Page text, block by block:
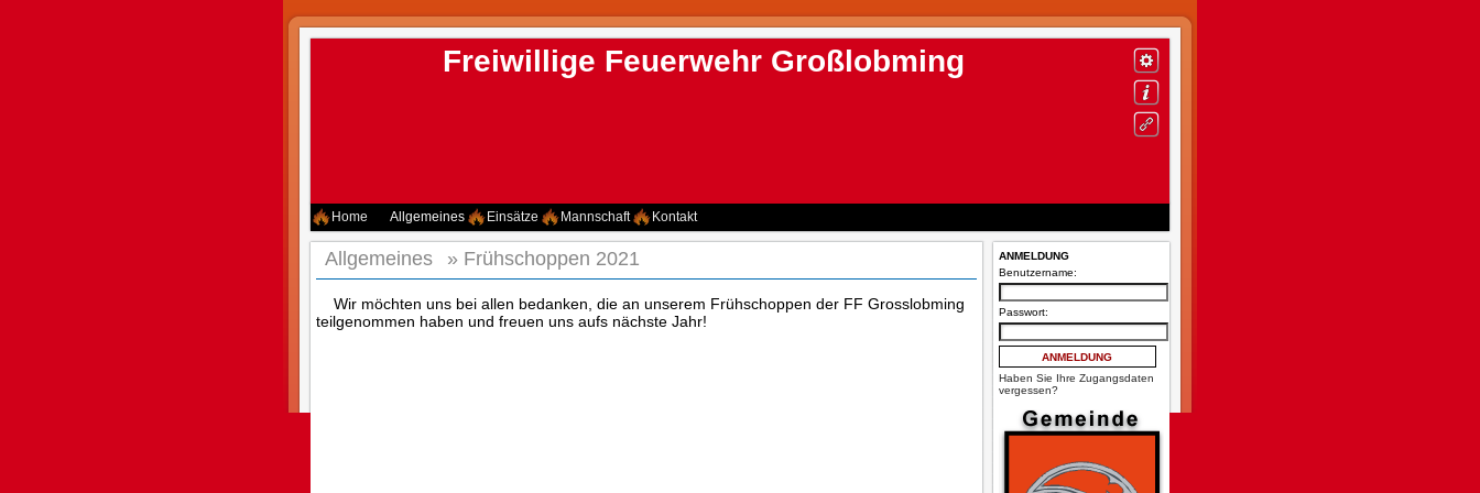
Freiwillige Feuerwehr Großlobming
Home Allgemeines Einsätze Mannschaft Kontakt
Allgemeines » Frühschoppen 2021
Wir möchten uns bei allen bedanken, die an unserem Frühschoppen der FF Grosslobming
teilgenommen haben und freuen uns aufs nächste Jahr!
ANMELDUNG
Benutzername:
Passwort:
Haben Sie Ihre Zugangsdaten
vergessen?